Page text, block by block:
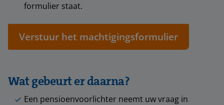
formulier staat.
Verstuur het machtigingsformulier
Wat gebeurt er daarna?
Een pensioenvoorlichter neemt uw vraag in